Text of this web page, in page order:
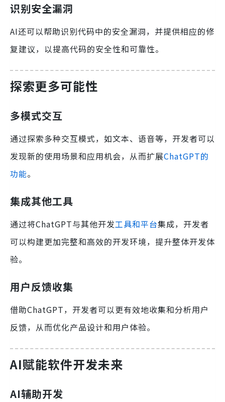
识别安全漏洞
AI还可以帮助识别代码中的安全漏洞，并提供相应的修
复建议，以提高代码的安全性和可靠性。
探索更多可能性
多模式交互
通过探索多种交互模式，如文本、语音等，开发者可以
发现新的使用场景和应用机会，从而扩展ChatGPT的
功能。
集成其他工具
通过将ChatGPT与其他开发工具和平台集成，开发者
可以构建更加完整和高效的开发环境，提升整体开发体
验。
用户反馈收集
借助ChatGPT，开发者可以更有效地收集和分析用户
反馈，从而优化产品设计和用户体验。
AI赋能软件开发未来
AI辅助开发